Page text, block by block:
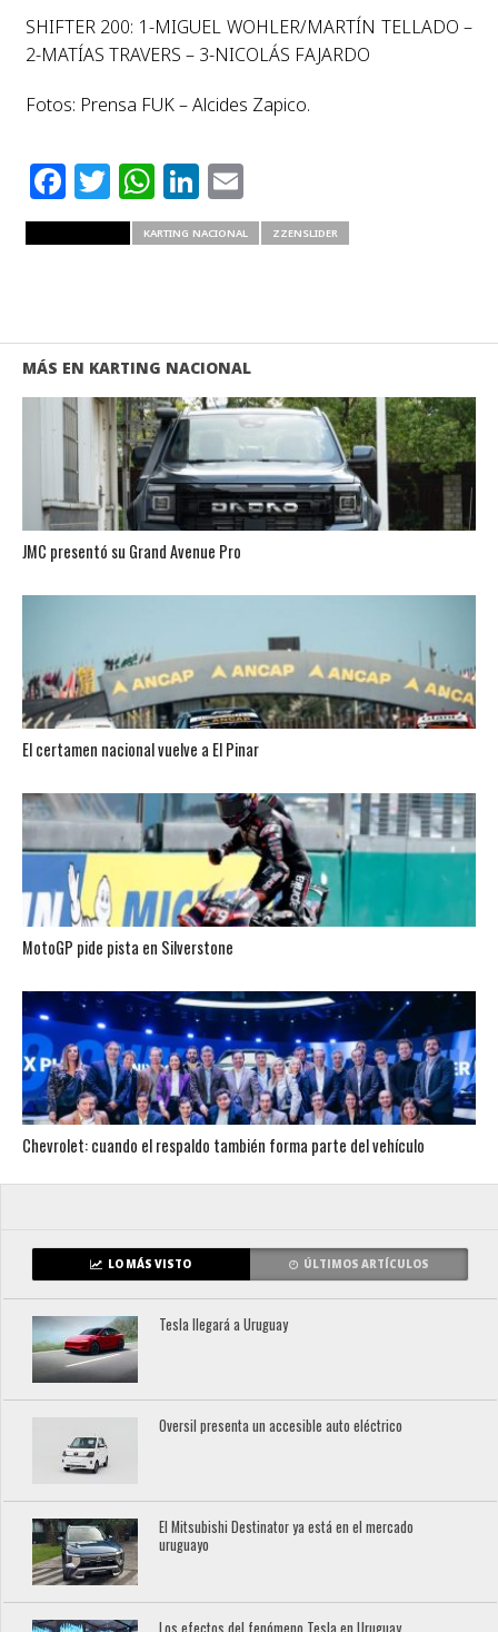
SHIFTER 200: 1-MIGUEL WOHLER/MARTÍN TELLADO –
2-MATÍAS TRAVERS – 3-NICOLÁS FAJARDO
Fotos: Prensa FUK – Alcides Zapico.
Facebook
Twitter
WhatsApp
LinkedIn
Email
KARTING NACIONAL ZZENSLIDER
MÁS EN KARTING NACIONAL
JMC presentó su Grand Avenue Pro
El certamen nacional vuelve a El Pinar
MotoGP pide pista en Silverstone
Chevrolet: cuando el respaldo también forma parte del vehículo
LO MÁS VISTO ÚLTIMOS ARTÍCULOS
Tesla llegará a Uruguay
Oversil presenta un accesible auto eléctrico
El Mitsubishi Destinator ya está en el mercado
uruguayo